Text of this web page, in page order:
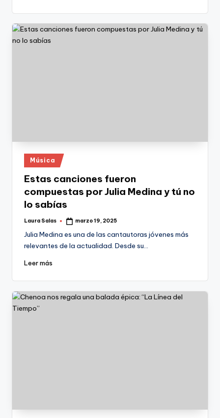
Publicado
en
Música
Estas canciones fueron
compuestas por Julia Medina y tú no
lo sabías
Publicado
Laura Salas marzo 19, 2025
Julia Medina es una de las cantautoras jóvenes más
relevantes de la actualidad. Desde su…
Leer más